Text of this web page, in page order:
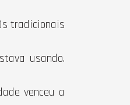
tradicionais
usando.
venceu a